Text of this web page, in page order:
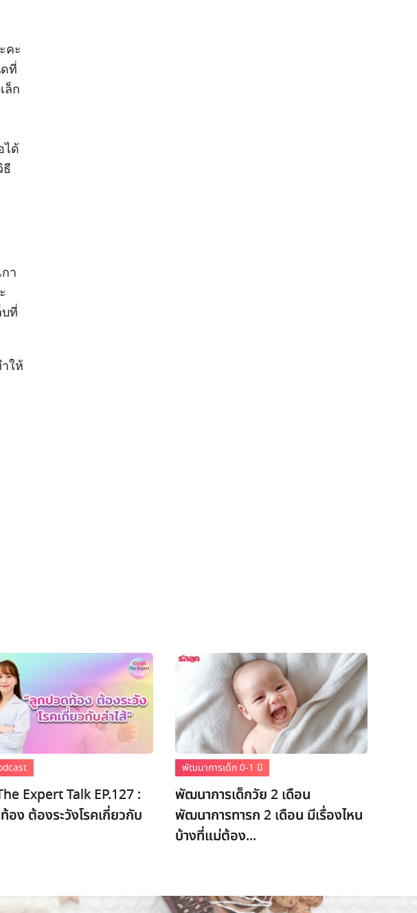
คะ
ที่
ล็ก
ได้
ธี
า
บที่
ให้
Expert Talk EP.127 :
อง ต้องระวังโรคเกี่ยวกับ
พัฒนาการเด็ก 0-1 ปี
พัฒนาการเด็กวัย 2 เดือน
พัฒนาการทารก 2 เดือน มีเรื่องไหน
บ้างที่แม่ต้อง...